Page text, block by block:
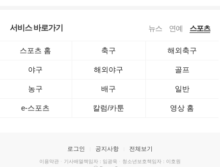
서비스 바로가기 뉴스 연예 스포츠
스포츠 홈 축구 해외축구
야구 해외야구 골프
농구 배구 일반
e-스포츠 칼럼/카툰 영상 홈
로그인 공지사항 전체보기
이용약관 · 기사배열책임자 : 임광욱 · 청소년보호책임자 : 이호원